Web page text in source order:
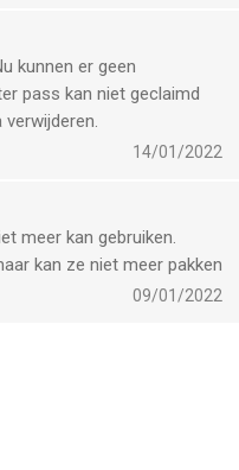
kunnen er geen
pass kan niet geclaimd
14/01/2022
meer kan gebruiken.
kan ze niet meer pakken
09/01/2022